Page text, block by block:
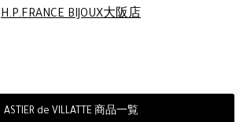
H.P.FRANCE BIJOUX大阪店
ASTIER de VILLATTE 商品一覧